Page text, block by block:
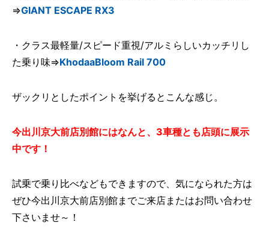
⇒GIANT ESCAPE RX3
・クラス最軽量/スピード重視/アルミらしいカッチリし
た乗り味⇒KhodaaBloom Rail 700
ザックリとしたポイントを挙げるとこんな感じ。
今出川京大前店別館にはなんと、3車種とも店頭に展示
中です！
試乗で乗り比べなどもできますので、気になられた方は
ぜひ今出川京大前店別館までご来店またはお問い合わせ
下さいませ～！